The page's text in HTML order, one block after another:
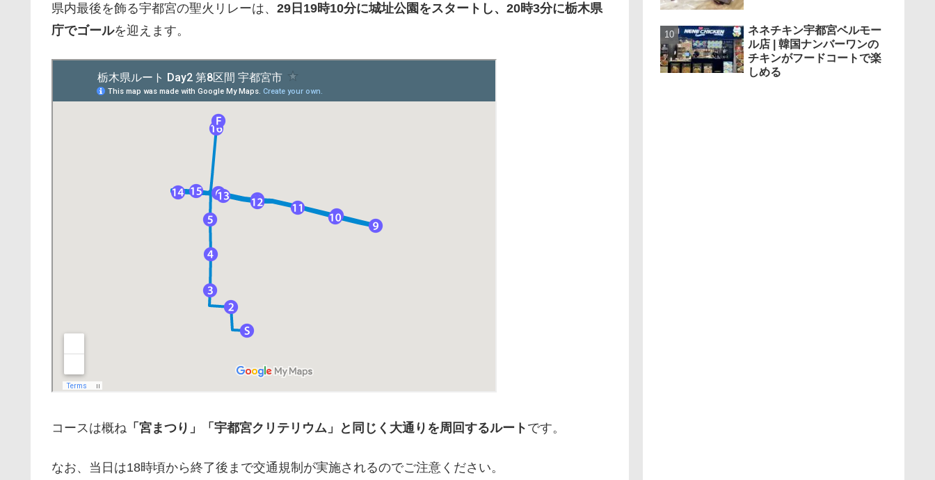
県内最後を飾る宇都宮の聖火リレーは、 29日19時10分に城址公園をスタートし、20時3分に栃木県
庁でゴールを迎えます。
コースは概ね 「宮まつり」「宇都宮クリテリウム」と同じく大通りを周回するルート です。
なお、当日は18時頃から終了後まで交通規制が実施されるのでご注意ください。
ネネチキン宇都宮ベルモー
ル店 | 韓国ナンバーワンの
チキンがフードコートで楽
しめる